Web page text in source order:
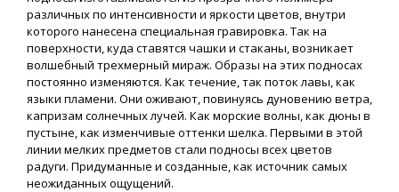
различных по интенсивности и яркости цветов, внутри
которого нанесена специальная гравировка. Так на
поверхности, куда ставятся чашки и стаканы, возникает
волшебный трехмерный мираж. Образы на этих подносах
постоянно изменяются. Как течение, так поток лавы, как
языки пламени. Они оживают, повинуясь дуновению ветра,
капризам солнечных лучей. Как морские волны, как дюны в
пустыне, как изменчивые оттенки шелка. Первыми в этой
линии мелких предметов стали подносы всех цветов
радуги. Придуманные и созданные, как источник самых
неожиданных ощущений.